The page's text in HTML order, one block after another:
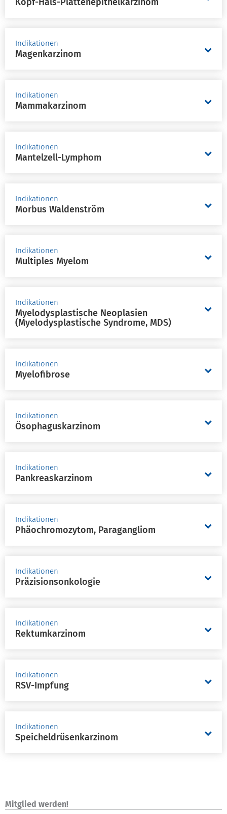
Kopf-Hals-Plattenepithelkarzinom
Indikationen
Magenkarzinom
Indikationen
Mammakarzinom
Indikationen
Mantelzell-Lymphom
Indikationen
Morbus Waldenström
Indikationen
Multiples Myelom
Indikationen
Myelodysplastische Neoplasien
(Myelodysplastische Syndrome, MDS)
Indikationen
Myelofibrose
Indikationen
Ösophaguskarzinom
Indikationen
Pankreaskarzinom
Indikationen
Phäochromozytom, Paragangliom
Indikationen
Präzisionsonkologie
Indikationen
Rektumkarzinom
Indikationen
RSV-Impfung
Indikationen
Speicheldrüsenkarzinom
Mitglied werden!